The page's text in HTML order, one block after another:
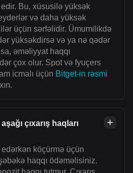
Bu, xüsusilə yüksək
və daha yüksək
üçün sərfəlidir. Ümumilikdə
yüksəkdirsə və ya nə qədər
əməliyyat haqqı
çox olur. Spot və fyuçers
icmalı üçün Bitget-in rəsmi
çıxarış haqları
köçürmə üçün
haqqı ödəməlisiniz.